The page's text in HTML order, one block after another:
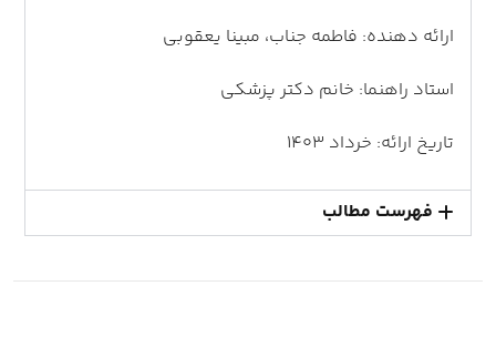
ارائه دهنده: فاطمه جناب، مبینا یعقوبی
استاد راهنما: خانم دکتر پزشکی
تاریخ ارائه: خرداد 1403
فهرست مطالب